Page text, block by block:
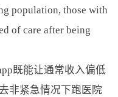
population, those with
of care after being
既能让通常收入偏低
非紧急情况下跑医院